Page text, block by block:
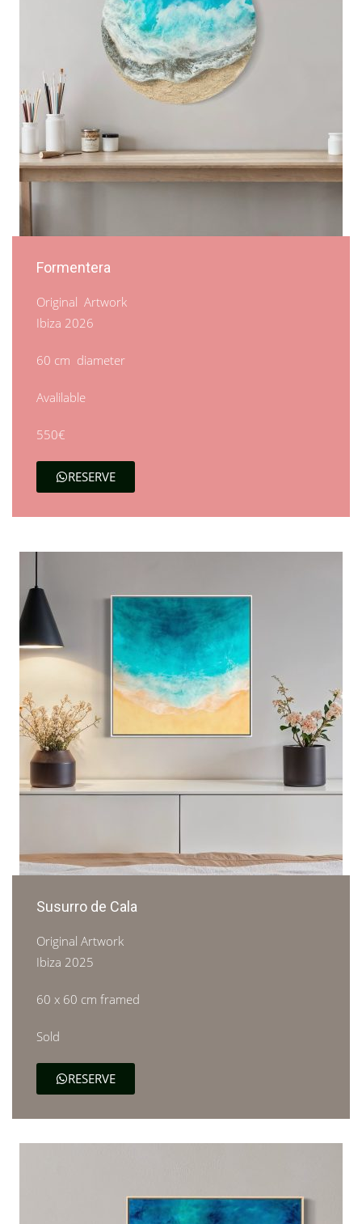
Formentera
Original Artwork
Ibiza 2026
60 cm diameter
Avalilable
550€
RESERVE
Susurro de Cala
Original Artwork
Ibiza 2025
60 x 60 cm framed
Sold
RESERVE